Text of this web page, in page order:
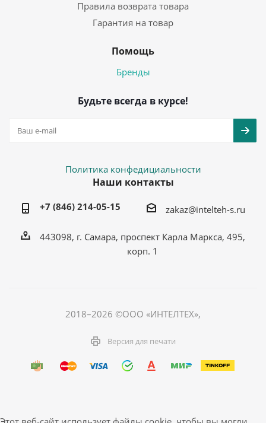
Правила возврата товара
Гарантия на товар
Помощь
Бренды
Будьте всегда в курсе!
Политика конфедициальности
Наши контакты
+7 (846) 214-05-15 zakaz@intelteh-s.ru
443098, г. Самара, проспект Карла Маркса, 495,
корп. 1
2018–2026 ©ООО «ИНТЕЛТЕХ»,
Версия для печати